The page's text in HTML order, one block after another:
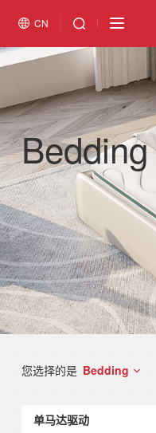
CN
Bedding
您选择的是 Bedding
单马达驱动